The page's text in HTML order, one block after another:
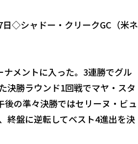
◇シャドー・クリークGC（米ネ
メントに入った。3連勝でグル
決勝ラウンド1回戦でマヤ・スタ
の準々決勝ではセリーヌ・ビュ
終盤に逆転してベスト4進出を決